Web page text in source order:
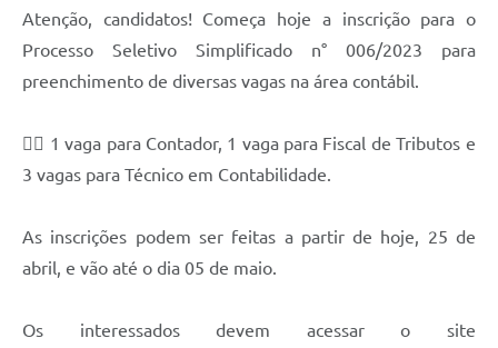
Notificações de Penalidades – Decisões
Notificações Ambientais
Conselho Municipal de Conservação e Defesa do
Meio Ambiente-CODEMA
Galeria de Fotos
Contratos
Audiências Públicas
Atenção, candidatos! Começa hoje a inscrição para o
Processo Seletivo Simplificado n° 006/2023 para
preenchimento de diversas vagas na área contábil.
✍🏽 1 vaga para Contador, 1 vaga para Fiscal de Tributos e
3 vagas para Técnico em Contabilidade.
As inscrições podem ser feitas a partir de hoje, 25 de
abril, e vão até o dia 05 de maio.
Os interessados devem acessar o site